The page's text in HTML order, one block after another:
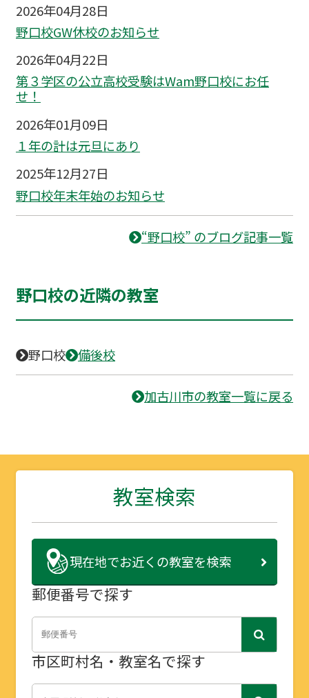
2026年04月28日
野口校GW休校のお知らせ
2026年04月22日
第３学区の公立高校受験はWam野口校にお任
せ！
2026年01月09日
１年の計は元旦にあり
2025年12月27日
野口校年末年始のお知らせ
“野口校” のブログ記事一覧
野口校の近隣の教室
野口校 備後校
加古川市の教室一覧に戻る
教室検索
現在地でお近くの教室を検索
郵便番号で探す
市区町村名・教室名で探す